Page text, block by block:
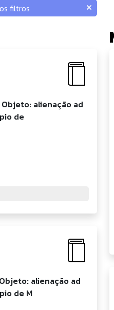
Objeto: alienação ad
de
Objeto: alienação ad
de M